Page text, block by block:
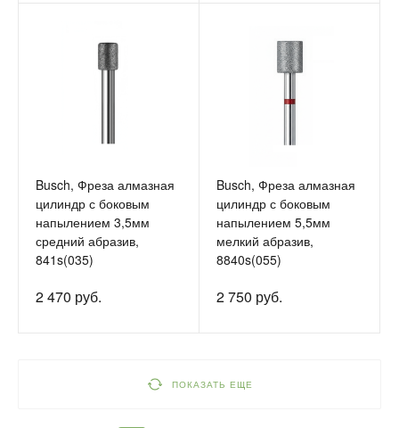
Busch, Фреза алмазная
цилиндр с боковым
напылением 3,5мм
средний абразив,
841s(035)
2 470 руб.
Busch, Фреза алмазная
цилиндр с боковым
напылением 5,5мм
мелкий абразив,
8840s(055)
2 750 руб.
ПОКАЗАТЬ ЕЩЕ